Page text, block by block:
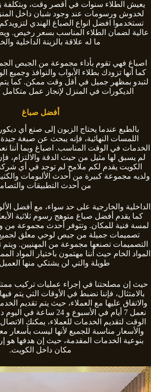
يعيش الطلاء سنوات في أقصر وقت، وبتكلفة
لخدوش ورسومات عند وجود شبان داخل
تستخدموا افضل انواع الصباغ الهندي
عالية لضمان الطلاء المناسب بسعر رخيص.
ما له علاقة بالزينة الداخلية
اصباغ فهي تقوم بأداء مجموعة من الجبص
كما أنها تزودك بطلاء الأبواب والنوافذ وجميع
لتبدو بمظهر جميل في أقل وقت ممكن. كما يتم
الديكورات في المنزل لإنجاز عمل
أفضل صباغ
بالطبع عندما يحتاج الزبون إلى صنع أي
اللمسات النهائية، فإنه يبحث عن صبغة
الخدمات في الوقت المناسب. اصباغ وبما أننا
لم يسبق لها مثيل من حيث الدقة والالتزام،
الكويت يقدم لكم ملامح لم توجد في أي
ولديه مجموعة كبيرة من أحدث الألبومات
من أحدث التطبيقات
الداخلية والخارجية على حد سواء، مع أفضل
كما يقدم أفضل صباغ متوهج رسوم ثلاثية
لمسة فنية للمكان. وتتوفر أحدث مجموعة من
تصميمات جميلة من جبص لوحي معلق
التصميمات تصنعها مجموعة من المهنيين.
المواد الخام حيث أننا مهتمون باختيار المواد
طويلة والتي لن يشتكي منها العميل
حيث إن مصلحتنا في إجراء عمليات تركيب
بالامتثال، فإننا نضبط في الأوقات التي يتم
والاتفاق عليها مع العملاء، حيث يتم تقديم
نعمل 7 أيام في الأسبوع و
الوقت لتقديم الخدمات للعملاء، يمكنك
والأسعار مناسبة للجميع لأنها ليست بأسعار
بنوعية الخدمات المقدمة، حيث إن هدفها هو
مكان داخل الكويت.